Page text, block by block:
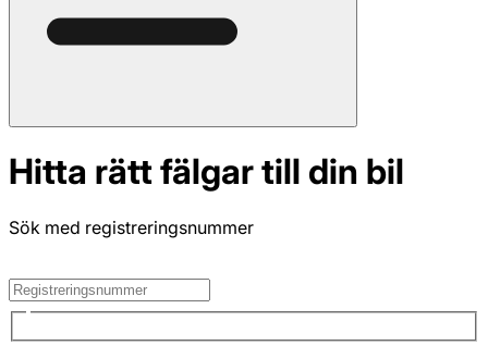
Hitta rätt fälgar till din bil
Sök med registreringsnummer